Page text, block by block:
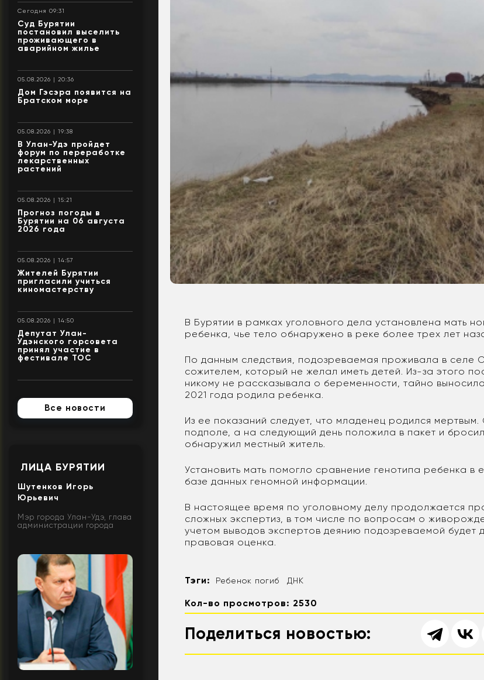
Сегодня 09:31
Суд Бурятии
постановил выселить
проживающего в
аварийном жилье
05.08.2026 | 20:36
Дом Гэсэра появится на
Братском море
05.08.2026 | 19:38
В Улан-Удэ пройдет
форум по переработке
лекарственных
растений
05.08.2026 | 15:21
Прогноз погоды в
Бурятии на 06 августа
2026 года
05.08.2026 | 14:57
Жителей Бурятии
пригласили учиться
киномастерству
05.08.2026 | 14:50
Депутат Улан-
Удэнского горсовета
принял участие в
фестивале ТОС
Все новости
ЛИЦА БУРЯТИИ
Шутенков Игорь
Юрьевич
Мэр города Улан-Удэ, глава
администрации города
В Бурятии в рамках уголовного дела установлена мать
ребенка, чье тело обнаружено в реке более трех лет
По данным следствия, подозреваемая проживала в селе
сожителем, который не желал иметь детей. Из-за этого
никому не рассказывала о беременности, тайно
2021 года родила ребенка.
Из ее показаний следует, что младенец родился
подполе, а на следующий день положила в пакет и
обнаружил местный житель.
Установить мать помогло сравнение генотипа ребенка в
базе данных геномной информации.
В настоящее время по уголовному делу продолжается
сложных экспертиз, в том числе по вопросам о
учетом выводов экспертов деянию подозреваемой будет
правовая оценка.
Тэги: Ребенок погиб ДНК
Кол-во просмотров: 2530
Поделиться новостью: